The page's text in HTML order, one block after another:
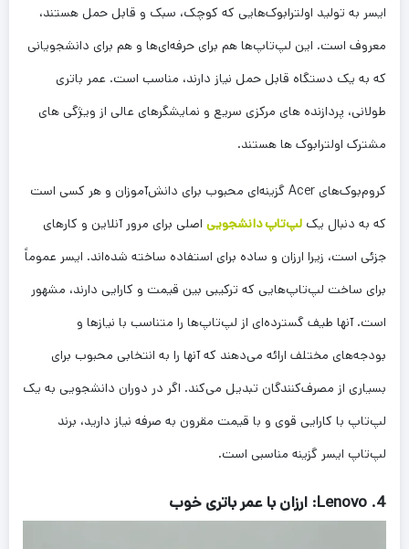
ایسر به تولید اولترابوک‌هایی که کوچک، سبک و قابل حمل هستند،
معروف است. این لپ‌تاپ‌ها هم برای حرفه‌ای‌ها و هم برای دانشجویانی
که به یک دستگاه قابل حمل نیاز دارند، مناسب است. عمر باتری
طولانی، پردازنده های مرکزی سریع و نمایشگرهای عالی از ویژگی های
مشترک اولترابوک ها هستند.
کروم‌بوک‌های Acer گزینه‌ای محبوب برای دانش‌آموزان و هر کسی است
که به دنبال یک لپ‌تاپ دانشجویی اصلی برای مرور آنلاین و کارهای
جزئی است، زیرا ارزان و ساده برای استفاده ساخته شده‌اند. ایسر عموماً
برای ساخت لپ‌تاپ‌هایی که ترکیبی بین قیمت و کارایی دارند، مشهور
است. آنها طیف گسترده‌ای از لپ‌تاپ‌ها را متناسب با نیازها و
بودجه‌های مختلف ارائه می‌دهند که آنها را به انتخابی محبوب برای
بسیاری از مصرف‌کنندگان تبدیل می‌کند. اگر در دوران دانشجویی به یک
لپ‌تاپ با کارایی قوی و با قیمت مقرون به صرفه نیاز دارید، برند
لپ‌تاپ ایسر گزینه مناسبی است.
4. Lenovo: ارزان با عمر باتری خوب